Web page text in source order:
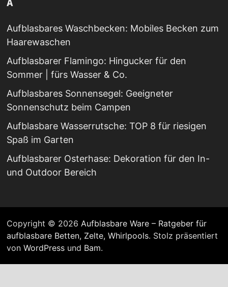
A
Aufblasbares Waschbecken: Mobiles Becken zum
Haarewaschen
Aufblasbarer Flamingo: Hingucker für den
Sommer | fürs Wasser & Co.
Aufblasbares Sonnensegel: Geeigneter
Sonnenschutz beim Campen
Aufblasbare Wasserrutsche: TOP 8 für riesigen
Spaß im Garten
Aufblasbarer Osterhase: Dekoration für den In-
und Outdoor Bereich
Copyright © 2026 Aufblasbare Ware – Ratgeber für
aufblasbare Betten, Zelte, Whirlpools. Stolz präsentiert
von WordPressund Bam.